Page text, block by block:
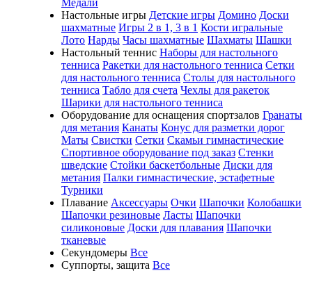
Медали
Настольные игры Детские игры Домино Доски
шахматные Игры 2 в 1, 3 в 1 Кости игральные
Лото Нарды Часы шахматные Шахматы Шашки
Настольный теннис Наборы для настольного
тенниса Ракетки для настольного тенниса Сетки
для настольного тенниса Столы для настольного
тенниса Табло для счета Чехлы для ракеток
Шарики для настольного тенниса
Оборудование для оснащения спортзалов Гранаты
для метания Канаты Конус для разметки дорог
Маты Свистки Сетки Скамьи гимнастические
Спортивное оборудование под заказ Стенки
шведские Стойки баскетбольные Диски для
метания Палки гимнастические, эстафетные
Турники
Плавание Аксессуары Очки Шапочки Колобашки
Шапочки резиновые Ласты Шапочки
силиконовые Доски для плавания Шапочки
тканевые
Секундомеры Все
Суппорты, защита Все